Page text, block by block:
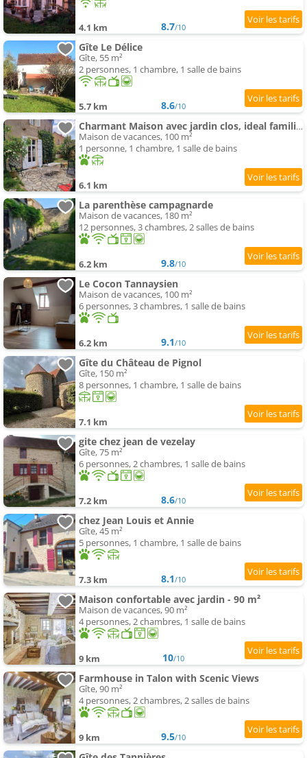
4.1 km 8.7/10
Gîte Le Délice
Gîte, 55 m²
2 personnes, 1 chambre, 1 salle de bains
5.7 km 8.6/10
Charmant Maison avec jardin clos, ideal families
Maison de vacances, 100 m²
1 personne, 1 chambre, 1 salle de bains
6.1 km
La parenthèse campagnarde
Maison de vacances, 180 m²
12 personnes, 3 chambres, 2 salles de bains
6.2 km 9.8/10
Le Cocon Tannaysien
Maison de vacances, 100 m²
6 personnes, 3 chambres, 1 salle de bains
6.2 km 9.1/10
Gîte du Château de Pignol
Gîte, 150 m²
8 personnes, 1 chambre, 1 salle de bains
7.1 km
gite chez jean de vezelay
Gîte, 75 m²
6 personnes, 2 chambres, 1 salle de bains
7.2 km 8.6/10
chez Jean Louis et Annie
Gîte, 45 m²
5 personnes, 1 chambre, 1 salle de bains
7.3 km 8.1/10
Maison confortable avec jardin - 90 m²
Maison de vacances, 90 m²
4 personnes, 2 chambres, 1 salle de bains
9 km 10/10
Farmhouse in Talon with Scenic Views
Gîte, 90 m²
4 personnes, 2 chambres, 2 salles de bains
9 km 9.5/10